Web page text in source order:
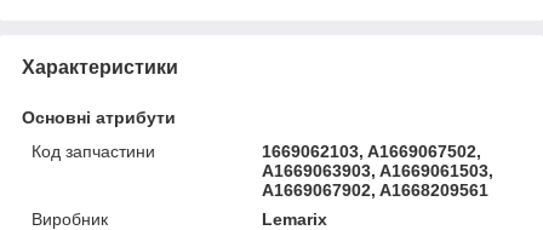
Характеристики
Основні атрибути
Код запчастини
1669062103, A1669067502,
A1669063903, A1669061503,
A1669067902, A1668209561
Виробник
Lemarix